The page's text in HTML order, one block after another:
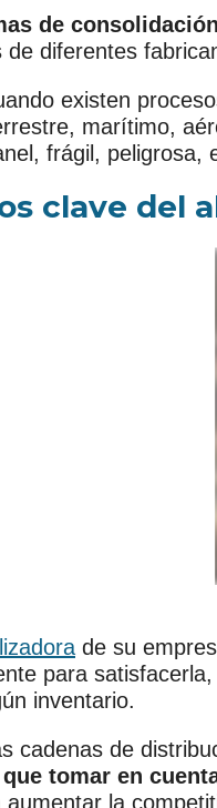
de consolidación
de diferentes
existen
marítimo,
frágil, peligrosa,
clave del
de su
para
inventario.
cadenas de
tomar en
la